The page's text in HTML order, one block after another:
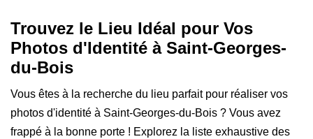
Trouvez le Lieu Idéal pour Vos
Photos d'Identité à Saint-Georges-
du-Bois
Vous êtes à la recherche du lieu parfait pour réaliser vos
photos d'identité à Saint-Georges-du-Bois ? Vous avez
frappé à la bonne porte ! Explorez la liste exhaustive des